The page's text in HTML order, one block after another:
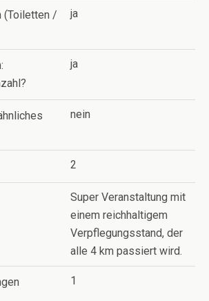
(Toiletten /
ja
ja
nein
2
Super Veranstaltung mit
einem reichhaltigem
Verpflegungsstand, der
alle 4 km passiert wird.
1